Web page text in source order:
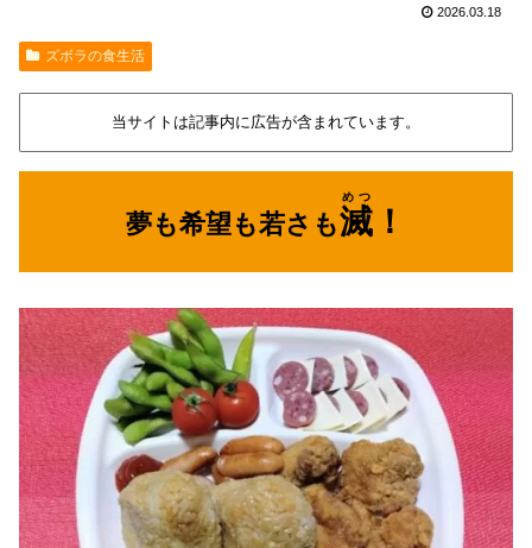
2026.03.18
ズボラの食生活
当サイトは記事内に広告が含まれています。
夢も希望も若さも滅
めつ
！